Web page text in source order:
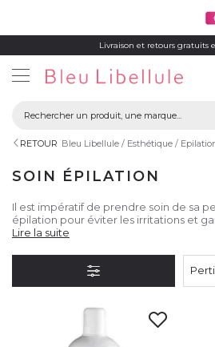
Livraison et retours gratuits
RETOUR Bleu Libellule Esthétique
SOIN ÉPILATION
Il est impératif de prendre soin de sa
épilation pour éviter les irritations et
et hydratées.
Lire la suite